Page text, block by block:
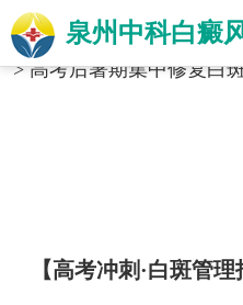
泉州中科白癜
当前位置：福建省泉州市
>高考后暑期集中修复白
【高考冲刺·白斑管